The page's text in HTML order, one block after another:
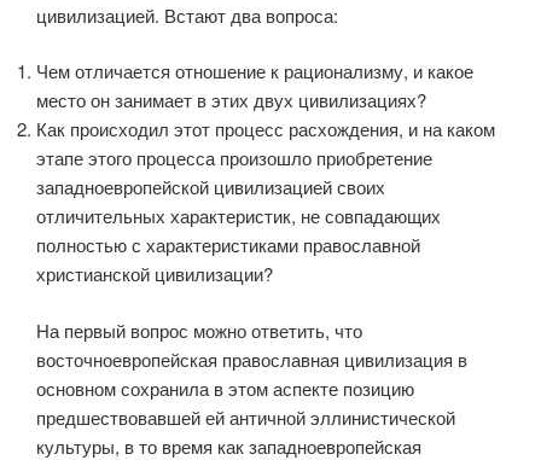
цивилизацией. Встают два вопроса:
Чем отличается отношение к рационализму, и какое
место он зани­мает в этих двух цивилизациях?
Как происходил этот процесс расхождения, и на каком
этапе этого процесса произошло приобретение
западноевропейской цивилизацией своих
отличительных характеристик, не совпадающих
полностью с харак­теристиками православной
христианской цивилизации?
На первый вопрос можно ответить, что
восточноевропейская право­славная цивилизация в
основном сохранила в этом аспекте позицию
предшествовавшей ей античной эллинистической
культуры, в то время как западноевропейская